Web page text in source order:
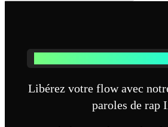
Libérez votre flow avec
paroles de rap